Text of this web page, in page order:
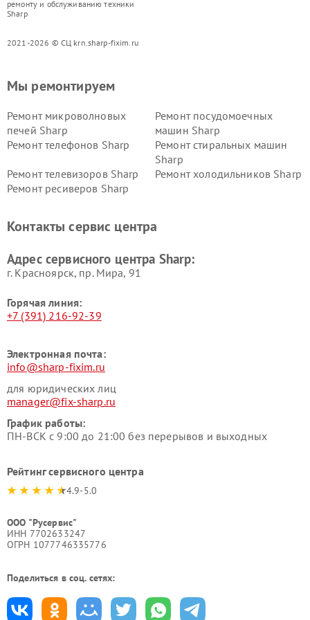
ремонту и обслуживанию техники
Sharp
2021-2026 © СЦ krn.sharp-fixim.ru
Мы ремонтируем
Ремонт микроволновых
печей Sharp
Ремонт посудомоечных
машин Sharp
Ремонт телефонов Sharp
Ремонт стиральных машин
Sharp
Ремонт телевизоров Sharp
Ремонт холодильников Sharp
Ремонт ресиверов Sharp
Контакты сервис центра
Адрес сервисного центра Sharp:
г. Красноярск, ​пр. Мира, 91
Горячая линия:
+7 (391) 216-92-39
Электронная почта:
info@sharp-fixim.ru
для юридических лиц
manager@fix-sharp.ru
График работы:
ПН-ВСК с 9:00 до 21:00 без перерывов и выходных
Рейтинг сервисного центра
4.9-5.0
ООО "Русервис"
ИНН 7702633247
ОГРН 1077746335776
Поделиться в соц. сетях: